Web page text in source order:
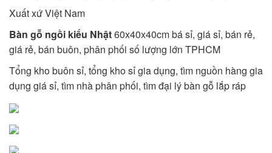
Xuất xứ Việt Nam
Bàn gỗ ngồi kiểu Nhật60x40x40cm bá sỉ, giá sỉ, bán rẻ,
giá rẻ, bán buôn, phân phối số lượng lớn TPHCM
Tổng kho buôn sỉ, tổng kho sỉ gia dụng, tìm nguồn hàng gia
dụng giá sỉ, tìm nhà phân phối, tìm đại lý bàn gỗ lắp ráp